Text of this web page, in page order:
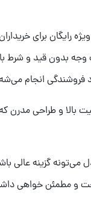
برای
بدون قید و
فروشندگی انجام
بالا و طراحی
می‌تونه گزینه